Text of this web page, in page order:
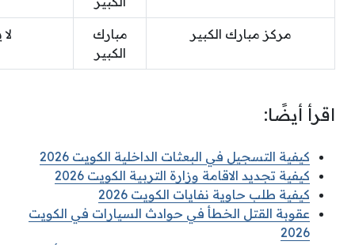
مركز مبارك الكبير
مبارك
الكبير
اقرأ أيضًا:
كيفية التسجيل في البعثات الداخلية الكويت 2026
كيفية تجديد الاقامة وزارة التربية الكويت 2026
كيفية طلب حاوية نفايات الكويت 2026
عقوبة القتل الخطأ في حوادث السيارات في الكويت
2026